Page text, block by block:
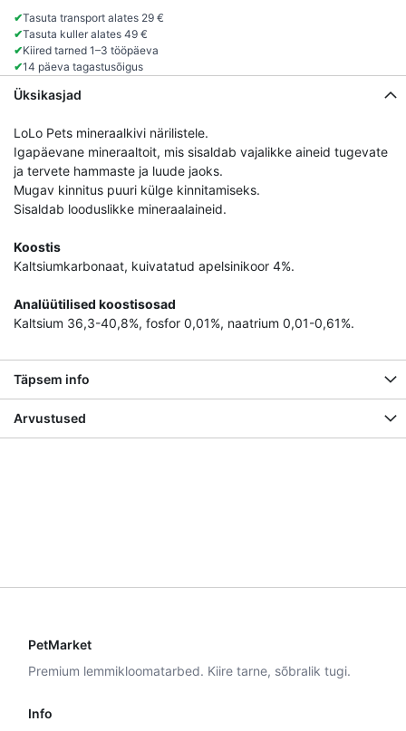
✔Tasuta transport alates 29 €
✔Tasuta kuller alates 49 €
✔Kiired tarned 1–3 tööpäeva
✔14 päeva tagastusõigus
Üksikasjad
LoLo Pets mineraalkivi närilistele.
Igapäevane mineraaltoit, mis sisaldab vajalikke aineid tugevate
ja tervete hammaste ja luude jaoks.
Mugav kinnitus puuri külge kinnitamiseks.
Sisaldab looduslikke mineraalaineid.
Koostis
Kaltsiumkarbonaat, kuivatatud apelsinikoor 4%.
Analüütilised koostisosad
Kaltsium 36,3-40,8%, fosfor 0,01%, naatrium 0,01-0,61%.
Täpsem info
Arvustused
PetMarket
Premium lemmikloomatarbed. Kiire tarne, sõbralik tugi.
Info